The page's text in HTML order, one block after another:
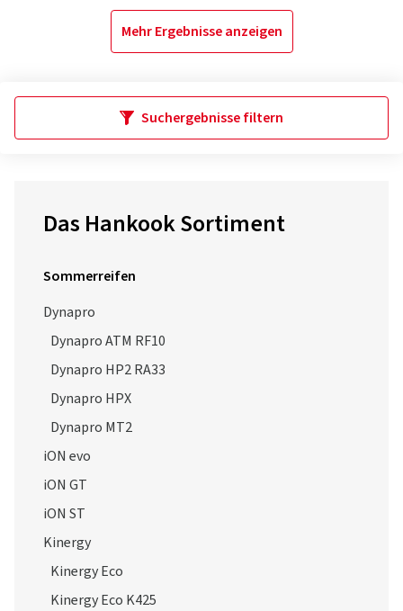
Mehr Ergebnisse anzeigen
Suchergebnisse filtern
Das Hankook Sortiment
Sommerreifen
Dynapro
Dynapro ATM RF10
Dynapro HP2 RA33
Dynapro HPX
Dynapro MT2
iON evo
iON GT
iON ST
Kinergy
Kinergy Eco
Kinergy Eco K425